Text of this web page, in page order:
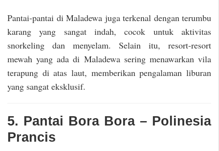
Pantai-pantai di Maladewa juga terkenal dengan terumbu
karang yang sangat indah, cocok untuk aktivitas
snorkeling dan menyelam. Selain itu, resort-resort
mewah yang ada di Maladewa sering menawarkan vila
terapung di atas laut, memberikan pengalaman liburan
yang sangat eksklusif.
5. Pantai Bora Bora – Polinesia
Prancis